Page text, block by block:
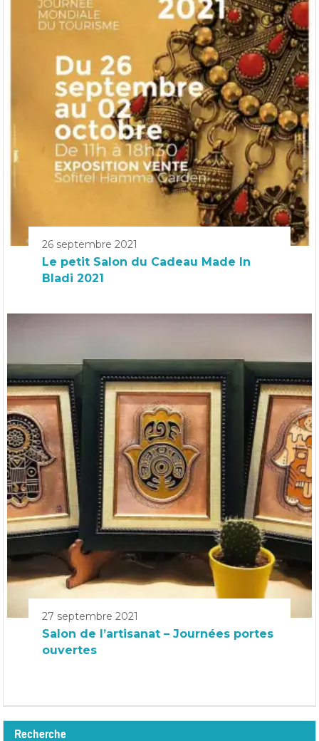
26 septembre 2021
Le petit Salon du Cadeau Made In
Bladi 2021
27 septembre 2021
Salon de l’artisanat – Journées portes
ouvertes
Recherche